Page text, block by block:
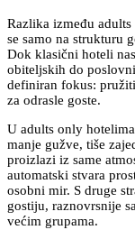
Razlika između
se samo na strukturu
Dok klasični hoteli
obiteljskih do
definiran fokus:
za odrasle goste.
U adults only
manje gužve, tiše
proizlazi iz same
automatski stvara
osobni mir. S druge
gostiju, raznovrsnije
većim grupama.